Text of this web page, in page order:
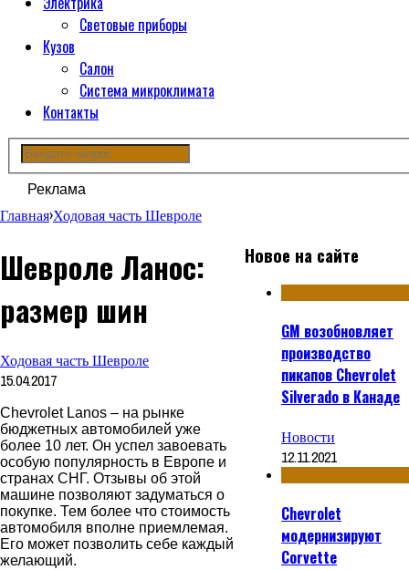
Световые приборы
Кузов
Салон
Система микроклимата
Контакты
Реклама
Главная›Ходовая часть Шевроле
Шевроле Ланос:
размер шин
Ходовая часть Шевроле
15.04.2017
Chevrolet Lanos ‒ на рынке
бюджетных автомобилей уже
более 10 лет. Он успел завоевать
особую популярность в Европе и
странах СНГ. Отзывы об этой
машине позволяют задуматься о
покупке. Тем более что стоимость
автомобиля вполне приемлемая.
Его может позволить себе каждый
желающий.
Новое на сайте
GM возобновляет
производство
пикапов Chevrolet
Silverado в Канаде
Новости
12.11.2021
Chevrolet
модернизируют
Corvette